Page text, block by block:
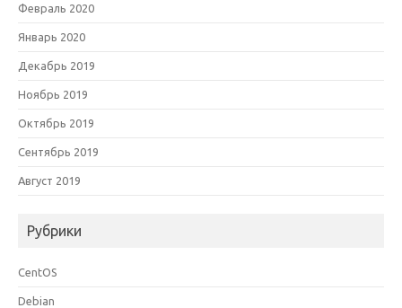
Февраль 2020
Январь 2020
Декабрь 2019
Ноябрь 2019
Октябрь 2019
Сентябрь 2019
Август 2019
Рубрики
CentOS
Debian